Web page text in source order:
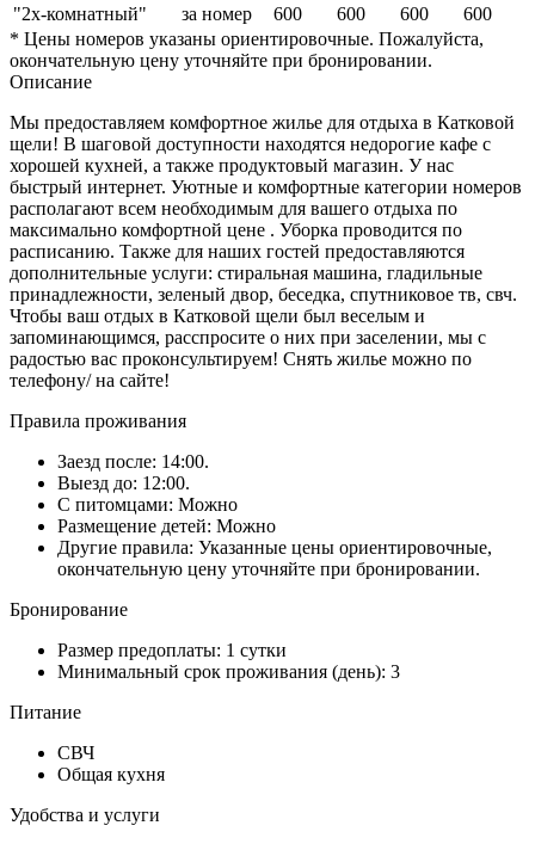
"2х-комнатный"
за номер 600 600 600
600
* Цены номеров указаны ориентировочные. Пожалуйста,
окончательную цену уточняйте при бронировании.
Описание
Мы предоставляем комфортное жилье для отдыха в Катковой
щели! В шаговой доступности находятся недорогие кафе с
хорошей кухней, а также продуктовый магазин. У нас
быстрый интернет. Уютные и комфортные категории номеров
располагают всем необходимым для вашего отдыха по
максимально комфортной цене . Уборка проводится по
расписанию. Также для наших гостей предоставляются
дополнительные услуги: стиральная машина, гладильные
принадлежности, зеленый двор, беседка, спутниковое тв, свч.
Чтобы ваш отдых в Катковой щели был веселым и
запоминающимся, расспросите о них при заселении, мы с
радостью вас проконсультируем! Снять жилье можно по
телефону/ на сайте!
Правила проживания
Заезд после: 14:00.
Выезд до: 12:00.
С питомцами: Можно
Размещение детей: Можно
Другие правила: Указанные цены ориентировочные,
окончательную цену уточняйте при бронировании.
Бронирование
Размер предоплаты: 1 сутки
Минимальный срок проживания (день): 3
Питание
СВЧ
Общая кухня
Удобства и услуги